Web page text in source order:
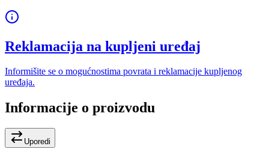
Reklamacija na kupljeni uređaj
Informišite se o mogućnostima povrata i reklamacije kupljenog
uređaja.
Informacije o proizvodu
Uporedi